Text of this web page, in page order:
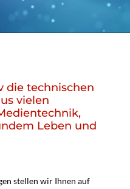
die technischen
vielen
Leben und
stellen wir Ihnen auf